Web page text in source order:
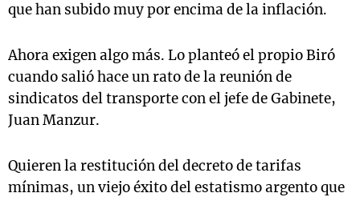
que han subido muy por encima de la inflación.
Ahora exigen algo más. Lo planteó el propio Biró
cuando salió hace un rato de la reunión de
sindicatos del transporte con el jefe de Gabinete,
Juan Manzur.
Quieren la restitución del decreto de tarifas
mínimas, un viejo éxito del estatismo argento que